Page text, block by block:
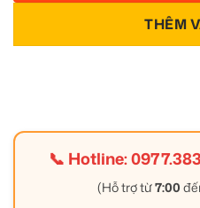
THÊM
📞 Hotline:
(Hỗ trợ từ7:00